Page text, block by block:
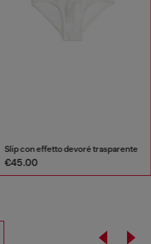
Slip con effetto devoré trasparente
€45.00